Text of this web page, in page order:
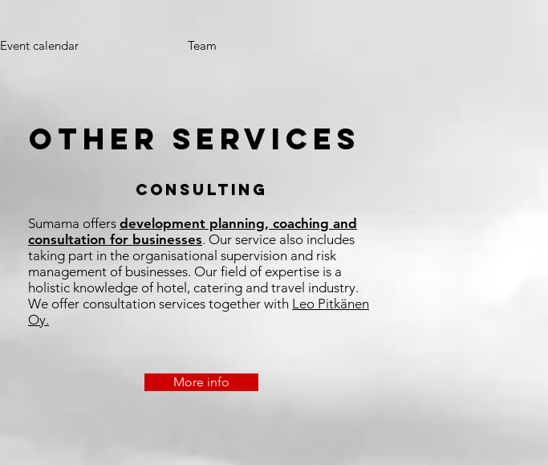
Event calendar Team
other services
CONSULTING
Sumama offers development planning, coaching and
consultation for businesses. Our service also includes
taking part in the organisational supervision and risk
management of businesses. Our field of expertise is a
holistic knowledge of hotel, catering and travel industry.
We offer consultation services together with Leo Pitkänen
Oy.
More info